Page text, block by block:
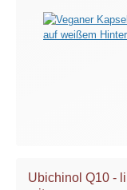
Ubichinol Q10 -